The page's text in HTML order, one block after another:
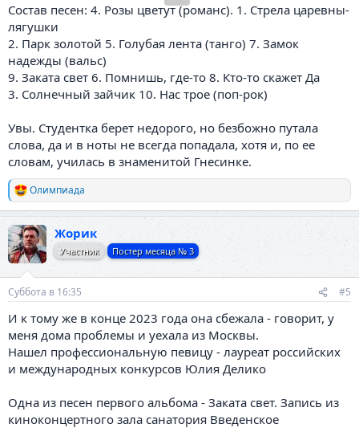
Состав песен: 4. Розы цветут (романс). 1. Стрела царевны-
лягушки
2. Парк золотой 5. Голубая лента (танго) 7. Замок
надежды (вальс)
9. Заката свет 6. Помнишь, где-то 8. Кто-то скажет Да
3. Солнечный зайчик 10. Нас трое (поп-рок)
Увы. Студентка берет недорого, но безбожно путала
слова, да и в ноты не всегда попадала, хотя и, по ее
словам, училась в знаменитой Гнесинке.
Р
е
к
ц
и
Олимпиада
Жорик
Участник Постер месяца № 3
Суббота в 16:35 #5
И к тому же в конце 2023 года она сбежала - говорит, у
меня дома проблемы и уехала из Москвы.
Нашел профессиональную певицу - лауреат российских
и международных конкурсов Юлия Делико
Одна из песен первого альбома - Заката свет. Запись из
киноконцертного зала санатория Введенское